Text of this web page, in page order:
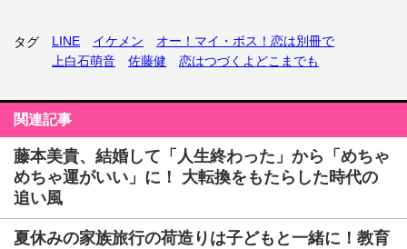
タグ LINE イケメン
オー！マイ・ボス！恋は別冊で
上白石萌音
佐藤健 恋はつづくよどこまでも
関連記事
藤本美貴、結婚して「人生終わった」から「めちゃ
めちゃ運がいい」に！ 大転換をもたらした時代の
追い風
夏休みの家族旅行の荷造りは子どもと一緒に！教育